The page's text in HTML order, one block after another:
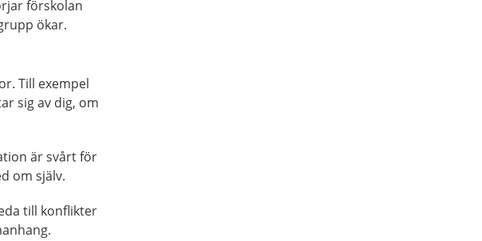
förskolan
ökar.
Till exempel
sig av dig, om
är svårt för
om själv.
till konflikter